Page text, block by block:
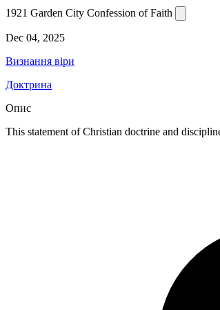
1921 Garden City Confession of Faith
Dec 04, 2025
Визнання віри
Доктрина
Опис
This statement of Christian doctrine and